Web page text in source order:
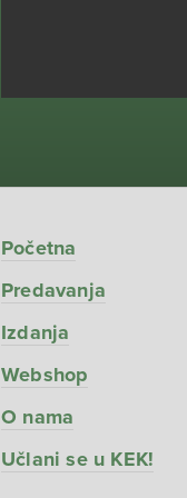
Početna
Predavanja
Izdanja
Webshop
O nama
Učlani se u KEK!